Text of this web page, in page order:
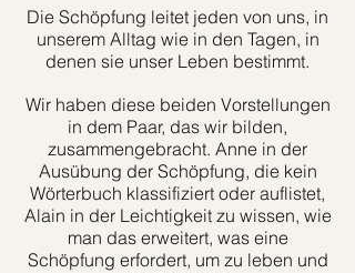
Die Schöpfung leitet jeden von uns, in
unserem Alltag wie in den Tagen, in
denen sie unser Leben bestimmt.
Wir haben diese beiden Vorstellungen
in dem Paar, das wir bilden,
zusammengebracht. Anne in der
Ausübung der Schöpfung, die kein
Wörterbuch klassifiziert oder auflistet,
Alain in der Leichtigkeit zu wissen, wie
man das erweitert, was eine
Schöpfung erfordert, um zu leben und